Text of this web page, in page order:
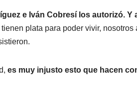
e Iván Cobresí los autorizó. Y
tienen plata para poder vivir, nosotros
es muy injusto esto que hacen